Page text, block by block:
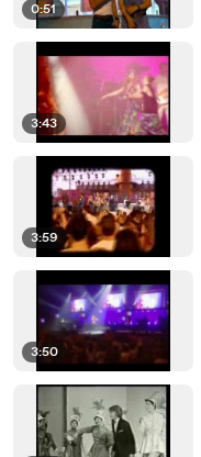
0:51
3:43
3:59
3:50